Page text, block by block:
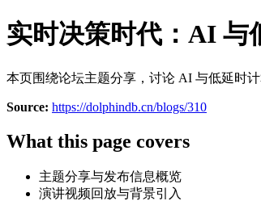
实时决策时代：AI 与
本页围绕论坛主题分享，讨论 AI 与低延时
Source: https://dolphindb.cn/blogs/310
What this page covers
主题分享与发布信息概览
演讲视频回放与背景引入